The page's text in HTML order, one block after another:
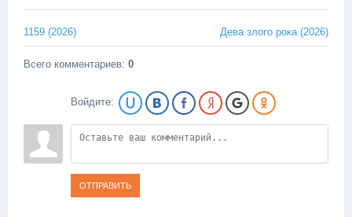
1159 (2026) Дева злого рока (2026)
Всего комментариев: 0
Войдите:
ОТПРАВИТЬ